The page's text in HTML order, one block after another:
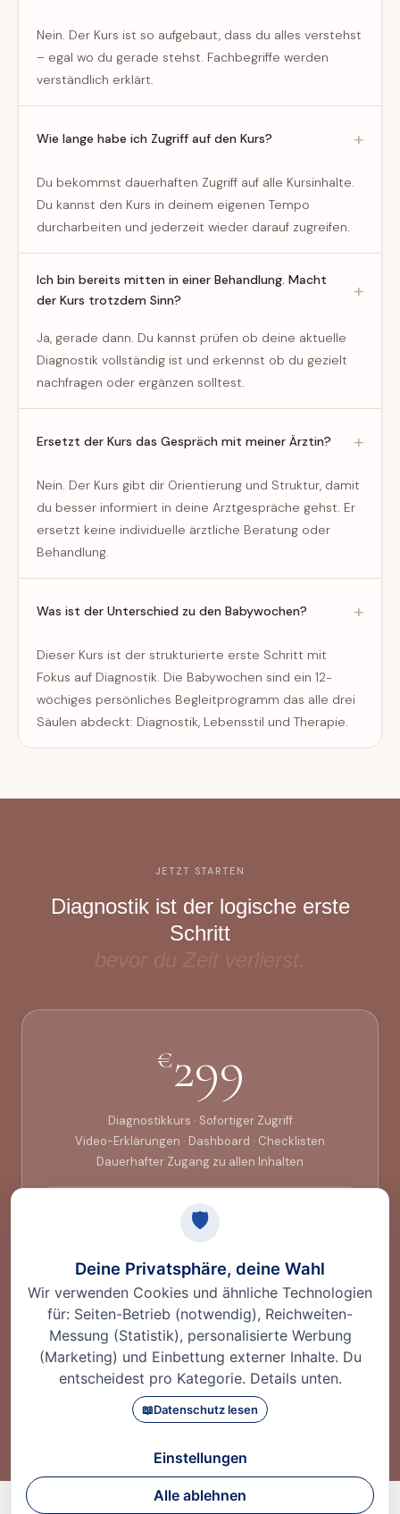
Nein. Der Kurs ist so aufgebaut, dass du alles verstehst
– egal wo du gerade stehst. Fachbegriffe werden
verständlich erklärt.
Wie lange habe ich Zugriff auf den Kurs?
Du bekommst dauerhaften Zugriff auf alle Kursinhalte.
Du kannst den Kurs in deinem eigenen Tempo
durcharbeiten und jederzeit wieder darauf zugreifen.
Ich bin bereits mitten in einer Behandlung. Macht
der Kurs trotzdem Sinn?
Ja, gerade dann. Du kannst prüfen ob deine aktuelle
Diagnostik vollständig ist und erkennst ob du gezielt
nachfragen oder ergänzen solltest.
Ersetzt der Kurs das Gespräch mit meiner Ärztin?
Nein. Der Kurs gibt dir Orientierung und Struktur, damit
du besser informiert in deine Arztgespräche gehst. Er
ersetzt keine individuelle ärztliche Beratung oder
Behandlung.
Was ist der Unterschied zu den Babywochen?
Dieser Kurs ist der strukturierte erste Schritt mit
Fokus auf Diagnostik. Die Babywochen sind ein 12-
wöchiges persönliches Begleitprogramm das alle drei
Säulen abdeckt: Diagnostik, Lebensstil und Therapie.
JETZT STARTEN
Diagnostik ist der logische erste
Schritt
€299
Diagnostikkurs · Sofortiger Zugriff
Video-Erklärungen · Dashboard · Checklisten
Dauerhafter Zugang zu allen Inhalten
Babywochen angerechnet
Jetzt starten
Unabhängig von Kliniken, auf Basis medizinischer Erfahrung und klar
nachvollziehbar.